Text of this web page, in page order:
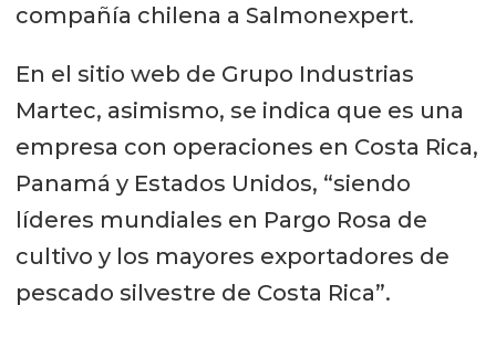
compañía chilena a Salmonexpert.
En el sitio web de Grupo Industrias
Martec, asimismo, se indica que es una
empresa con operaciones en Costa Rica,
Panamá y Estados Unidos, “siendo
líderes mundiales en Pargo Rosa de
cultivo y los mayores exportadores de
pescado silvestre de Costa Rica”.